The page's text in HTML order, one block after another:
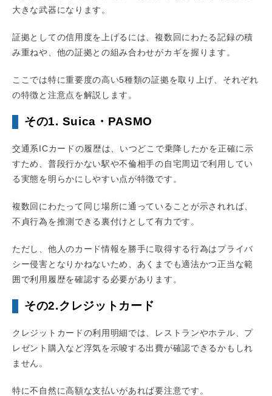
大きな武器になります。
証拠としての信用度を上げるには、複数回にわたる記録の積
み重ねや、他の証拠との組み合わせがカギを握ります。
ここでは特に重要度の高い5種類の証拠を取り上げ、それぞれ
の特徴と注意点を解説します。
その1. Suica・PASMO
交通系ICカードの履歴は、いつどこで乗降したかを正確に示
すため、普段行かない駅や不倫相手の自宅周辺で利用してい
る実態を明らかにしやすい点が特徴です。
複数回にわたって同じ場所に通っていることが示されれば、
不貞行為を推測できる裏付けとして有力です。
ただし、他人のカード情報を勝手に取得する行為はプライバ
シー侵害となりかねないため、あくまでも適法かつ正当な範
囲で利用履歴を確認する必要があります。
その2.クレジットカード
クレジットカードの利用明細では、レストランやホテル、プ
レゼント購入など浮気を示唆する出費が確認できるかもしれ
ません。
特に不自然に高額な支払いがあれば要注意です。